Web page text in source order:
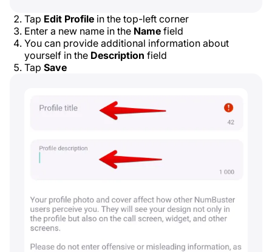
Tap Edit Profile in the top-left corner
Enter a new name in the Name field
You can provide additional information about
yourself in the Description field
Tap Save